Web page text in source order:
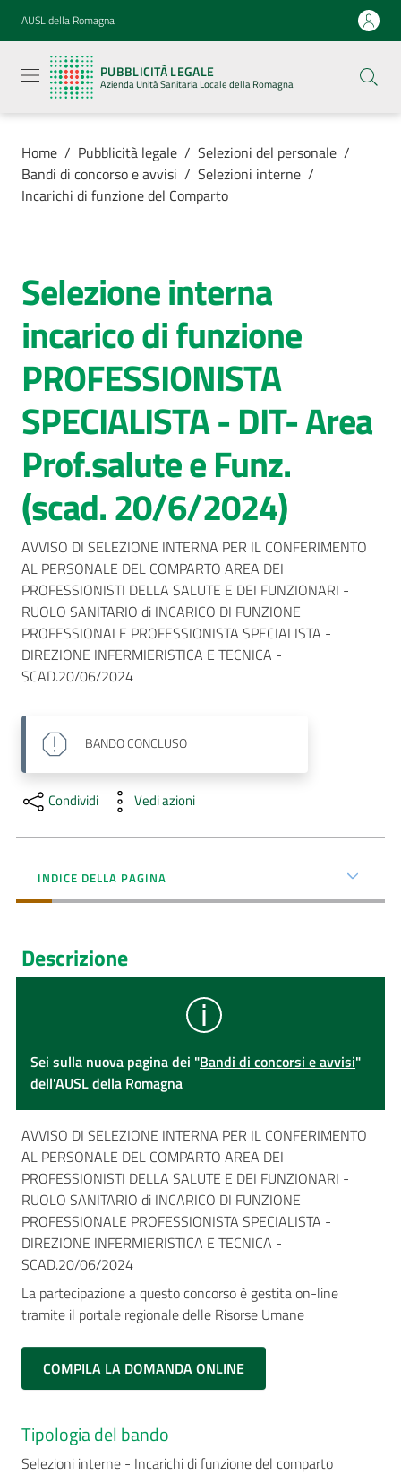
Vai al contenuto
Vai alla navigazione
Vai al footer
AUSL della Romagna
PUBBLICITÀ LEGALE
Azienda Unità Sanitaria Locale della Romagna
legale
Azienda
Unità
Locale della
Servizi
Luoghi di
cura
AUSL
Comunica
Home / Pubblicità legale / Selezioni del personale /
Bandi di concorso e avvisi / Selezioni interne /
Incarichi di funzione del Comparto
Salta al contenuto
Selezione interna
incarico di funzione
PROFESSIONISTA
SPECIALISTA - DIT- Area
Prof.salute e Funz.
(scad. 20/6/2024)
AVVISO DI SELEZIONE INTERNA PER IL CONFERIMENTO
AL PERSONALE DEL COMPARTO AREA DEI
PROFESSIONISTI DELLA SALUTE E DEI FUNZIONARI -
RUOLO SANITARIO di INCARICO DI FUNZIONE
PROFESSIONALE PROFESSIONISTA SPECIALISTA -
DIREZIONE INFERMIERISTICA E TECNICA -
SCAD.20/06/2024
BANDOCONCLUSO
Condividi Vedi azioni
INDICE DELLA PAGINA
Descrizione
Sei sulla nuova pagina dei "Bandi di concorsi e avvisi"
dell'AUSL della Romagna
AVVISO DI SELEZIONE INTERNA PER IL CONFERIMENTO
AL PERSONALE DEL COMPARTO AREA DEI
PROFESSIONISTI DELLA SALUTE E DEI FUNZIONARI -
RUOLO SANITARIO di INCARICO DI FUNZIONE
PROFESSIONALE PROFESSIONISTA SPECIALISTA -
DIREZIONE INFERMIERISTICA E TECNICA -
SCAD.20/06/2024
La partecipazione a questo concorso è gestita on-line
tramite il portale regionale delle Risorse Umane
COMPILA LA DOMANDA ONLINE
Tipologia del bando
Selezioni interne - Incarichi di funzione del comparto